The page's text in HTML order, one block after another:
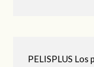
PELISPLUS